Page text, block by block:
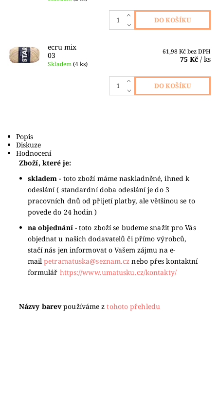
ecru mix
03
Skladem(4 ks)
61,98 Kč bez DPH
75 Kč / ks
Popis
Diskuze
Hodnocení
Zboží, které je:
skladem - toto zboží máme naskladněné, ihned k
odeslání ( standardní doba odeslání je do 3
pracovních dnů od přijetí platby, ale většinou se to
povede do 24 hodin )
na objednání - toto zboží se budeme snažit pro Vás
objednat u našich dodavatelů či přímo výrobců,
stačí nás jen informovat o Vašem zájmu na e-
mail petramatuska@seznam.cz nebo přes kontaktní
formulář https://www.umatusku.cz/kontakty/
Názvy barev používáme ztohoto přehledu